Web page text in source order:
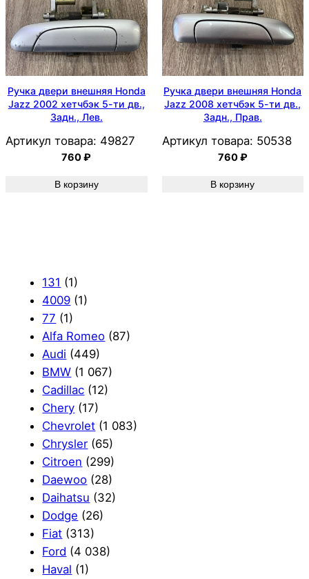
Ручка двери внешняя Honda
Jazz 2002 хетчбэк 5-ти дв.,
Задн., Лев.
Артикул товара: 49827
760₽
В корзину
Ручка двери внешняя Honda
Jazz 2008 хетчбэк 5-ти дв.,
Задн., Прав.
Артикул товара: 50538
760₽
В корзину
131 (1)
4009 (1)
77 (1)
Alfa Romeo (87)
Audi (449)
BMW (1 067)
Cadillac (12)
Chery (17)
Chevrolet (1 083)
Chrysler (65)
Citroen (299)
Daewoo (28)
Daihatsu (32)
Dodge (26)
Fiat (313)
Ford (4 038)
Haval (1)